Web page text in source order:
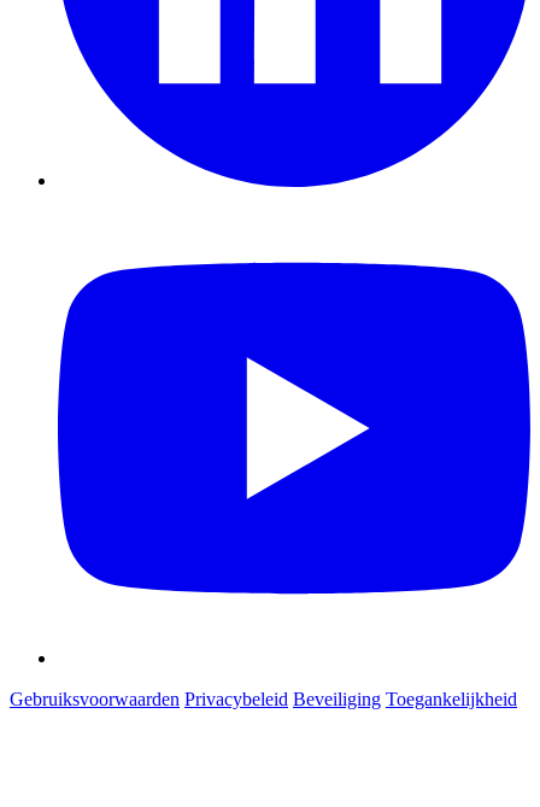
Gebruiksvoorwaarden Privacybeleid Beveiliging Toegankelijkheid